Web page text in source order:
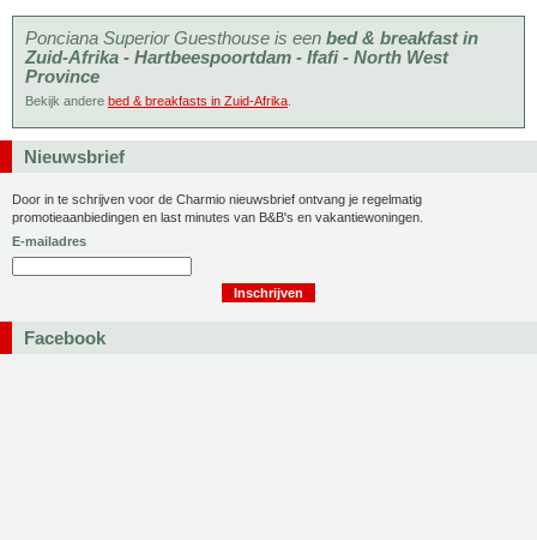
Ponciana Superior Guesthouse is een bed & breakfast in
Zuid-Afrika - Hartbeespoortdam - Ifafi - North West
Province
Bekijk andere bed & breakfasts in Zuid-Afrika
Nieuwsbrief
Door in te schrijven voor de Charmio nieuwsbrief ontvang je regelmatig
promotieaanbiedingen en last minutes van B&B's en vakantiewoningen.
E-mailadres
Facebook